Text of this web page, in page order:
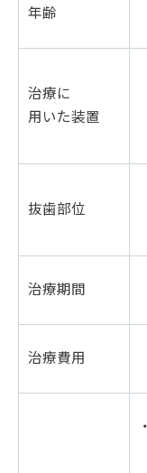
年齢
治療に
用いた装置
抜歯部位
治療期間
治療費用